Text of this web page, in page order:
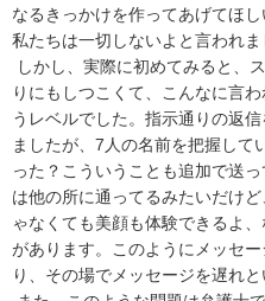
なるきっかけを作ってあげてほ
私たちは一切しないよと言われま
りにもしつこくて、こんなに言
うレベルでした。指示通りの返
ましたが、7人の名前を把握して
った？こういうことも追加で送
は他の所に通ってるみたいだけ
ゃなくても美顔も体験できるよ
があります。このようにメッセ
り、その場でメッセージを遅れ